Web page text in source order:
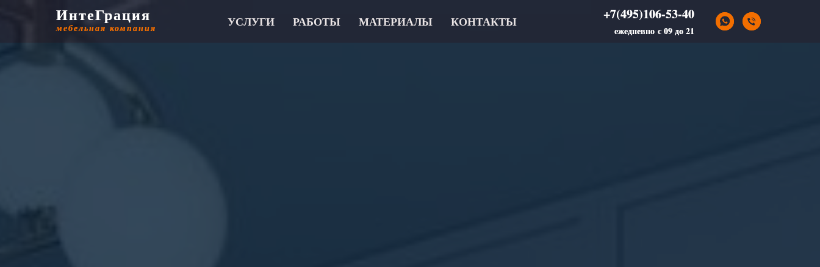
ИнтеГрация
мебельная компания УСЛУГИ РАБОТЫ МАТЕРИАЛЫ КОНТАКТЫ +7(495)106-53-40
ежедневно с 09 до 21
ИнтеГрация
мебельная компания
+7(495)106-53-40
ежедневно с 09 до 21